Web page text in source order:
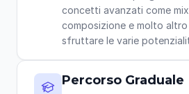
concetti avanzati come
composizione e molto
sfruttare le varie
Percorso Graduale